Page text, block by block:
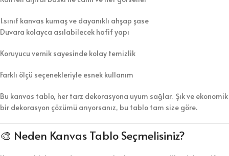
1.sınıf kanvas kumaş ve dayanıklı ahşap şase
Duvara kolayca asılabilecek hafif yapı
Koruyucu vernik sayesinde kolay temizlik
Farklı ölçü seçenekleriyle esnek kullanım
Bu kanvas tablo, her tarz dekorasyona uyum sağlar. Şık ve ekonomik
bir dekorasyon çözümü arıyorsanız, bu tablo tam size göre.
🎨 Neden Kanvas Tablo Seçmelisiniz?